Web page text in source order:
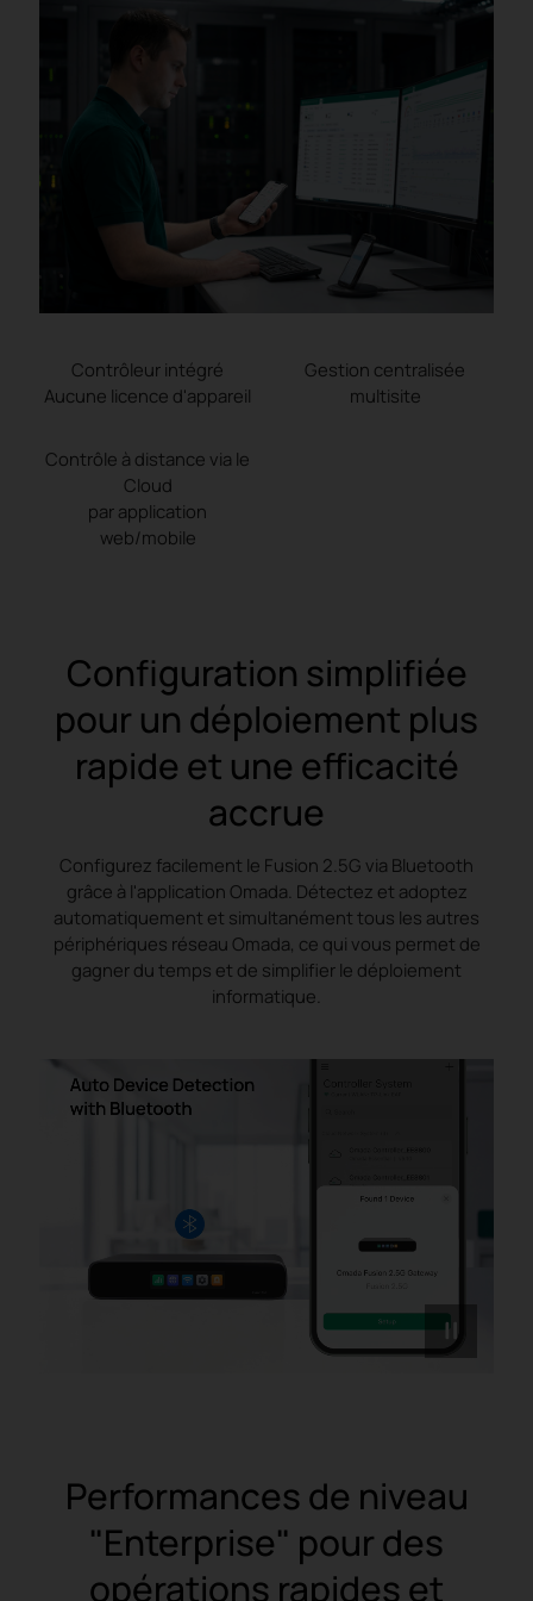
Contrôleur intégré
Aucune licence d'appareil
Gestion centralisée
multisite
Contrôle à distance via le
Cloud
par application
web/mobile
Configuration simplifiée
pour un déploiement plus
rapide et une efficacité
accrue
Configurez facilement le Fusion 2.5G via Bluetooth
grâce à l'application Omada. Détectez et adoptez
automatiquement et simultanément tous les autres
périphériques réseau Omada, ce qui vous permet de
gagner du temps et de simplifier le déploiement
informatique.
Performances de niveau
"Enterprise" pour des
opérations rapides et